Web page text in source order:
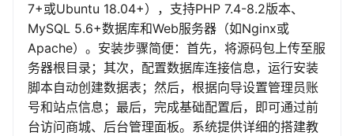
7+或Ubuntu 18.04+），支持PHP 7.4-8.2版本、
MySQL 5.6+数据库和Web服务器（如Nginx或
Apache）。安装步骤简便：首先，将源码包上传至服
务器根目录；其次，配置数据库连接信息，运行安装
脚本自动创建数据表；然后，根据向导设置管理员账
号和站点信息；最后，完成基础配置后，即可通过前
台访问商城、后台管理面板。系统提供详细的搭建教